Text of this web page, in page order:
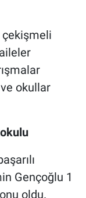
çekişmeli
okullar
Gençoğlu 1
oldu.